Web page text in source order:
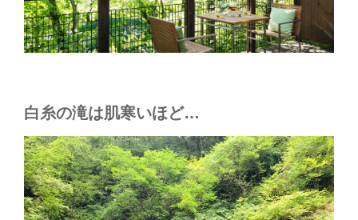
白糸の滝は肌寒いほど…